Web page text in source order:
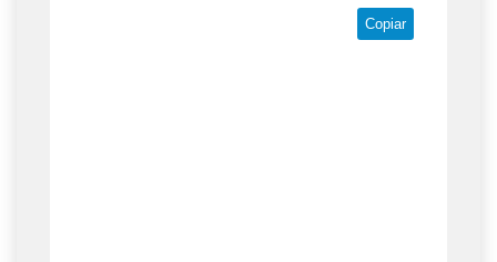
Copiar